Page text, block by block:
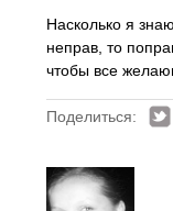
Насколько я
неправ, то
чтобы все
Поделиться: